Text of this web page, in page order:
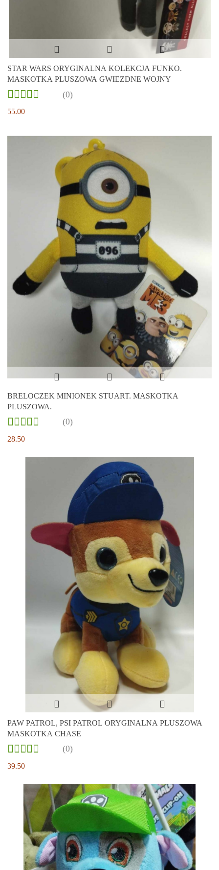
STAR WARS ORYGINALNA KOLEKCJA FUNKO.
MASKOTKA PLUSZOWA GWIEZDNE WOJNY
(0)
55.00
BRELOCZEK MINIONEK STUART. MASKOTKA
PLUSZOWA.
(0)
28.50
PAW PATROL, PSI PATROL ORYGINALNA PLUSZOWA
MASKOTKA CHASE
(0)
39.50